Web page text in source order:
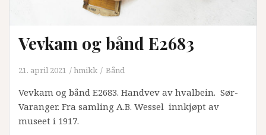
Vevkam og bånd E2683
21. april 2021 hmikk Bånd
Vevkam og bånd E2683. Handvev av hvalbein. Sør-
Varanger. Fra samling A.B. Wessel innkjøpt av
museet i 1917.